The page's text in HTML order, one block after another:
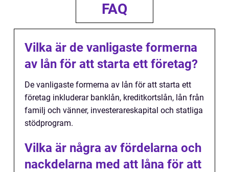
FAQ
Vilka är de vanligaste formerna
av lån för att starta ett företag?
De vanligaste formerna av lån för att starta ett
företag inkluderar banklån, kreditkortslån, lån från
familj och vänner, investerareskapital och statliga
stödprogram.
Vilka är några av fördelarna och
nackdelarna med att låna för att